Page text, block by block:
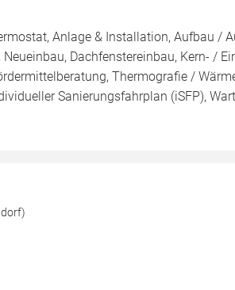
Anlage & Installation, Aufbau /
Dachfenstereinbau, Kern- /
Thermografie /
Sanierungsfahrplan (iSFP),